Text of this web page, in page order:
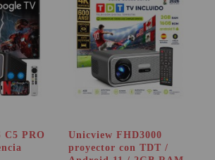
C5 PRO
Unicview FHD3000
proyector con TDT /